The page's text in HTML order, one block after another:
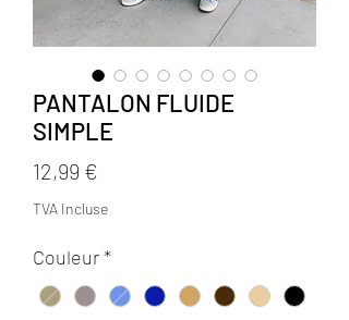
PANTALON FLUIDE
SIMPLE
12,99 €
TVA Incluse
Couleur*